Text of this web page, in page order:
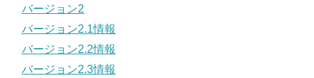
バージョン2
バージョン2.1情報
バージョン2.2情報
バージョン2.3情報